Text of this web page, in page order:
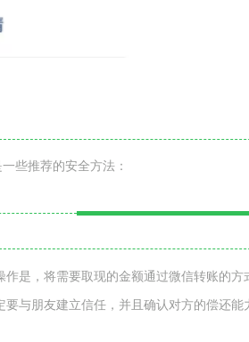
些推荐的安全方法：
是，将需要取现的金额通过微信转账的方
与朋友建立信任，并且确认对方的偿还能